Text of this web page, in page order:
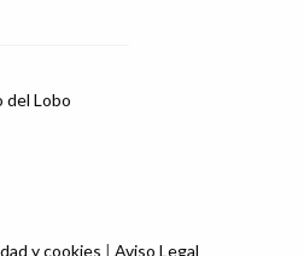
del Lobo
y cookies | Aviso Legal